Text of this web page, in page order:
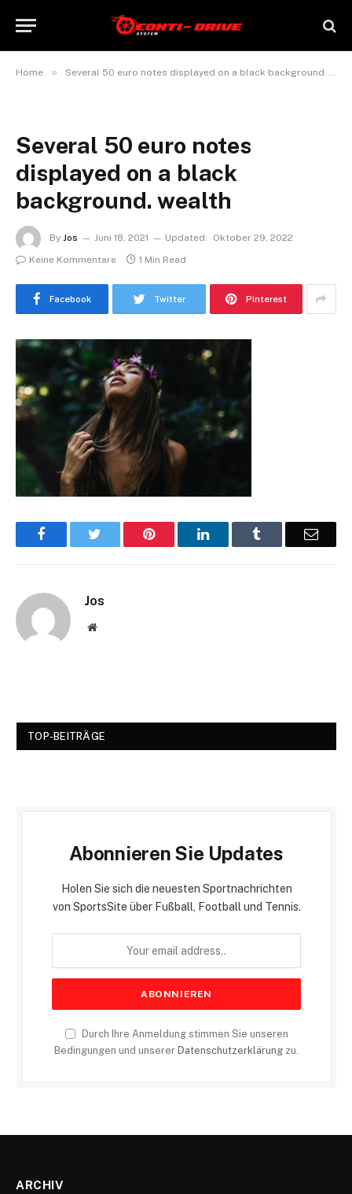
Home » Several 50 euro notes displayed on a black background. wealth
Several 50 euro notes
displayed on a black
background. wealth
By Jos Juni 18, 2021 Updated:
Oktober 29, 2022
Keine Kommentare
1 Min Read
Facebook Twitter Pinterest
Facebook Pinterest LinkedIn Email
Jos
Website
TOP-BEITRÄGE
Abonnieren Sie Updates
Holen Sie sich die neuesten Sportnachrichten
von SportsSite über Fußball, Football und Tennis.
Durch Ihre Anmeldung stimmen Sie unseren
Bedingungen und unserer Datenschutzerklärung zu.
ARCHIV